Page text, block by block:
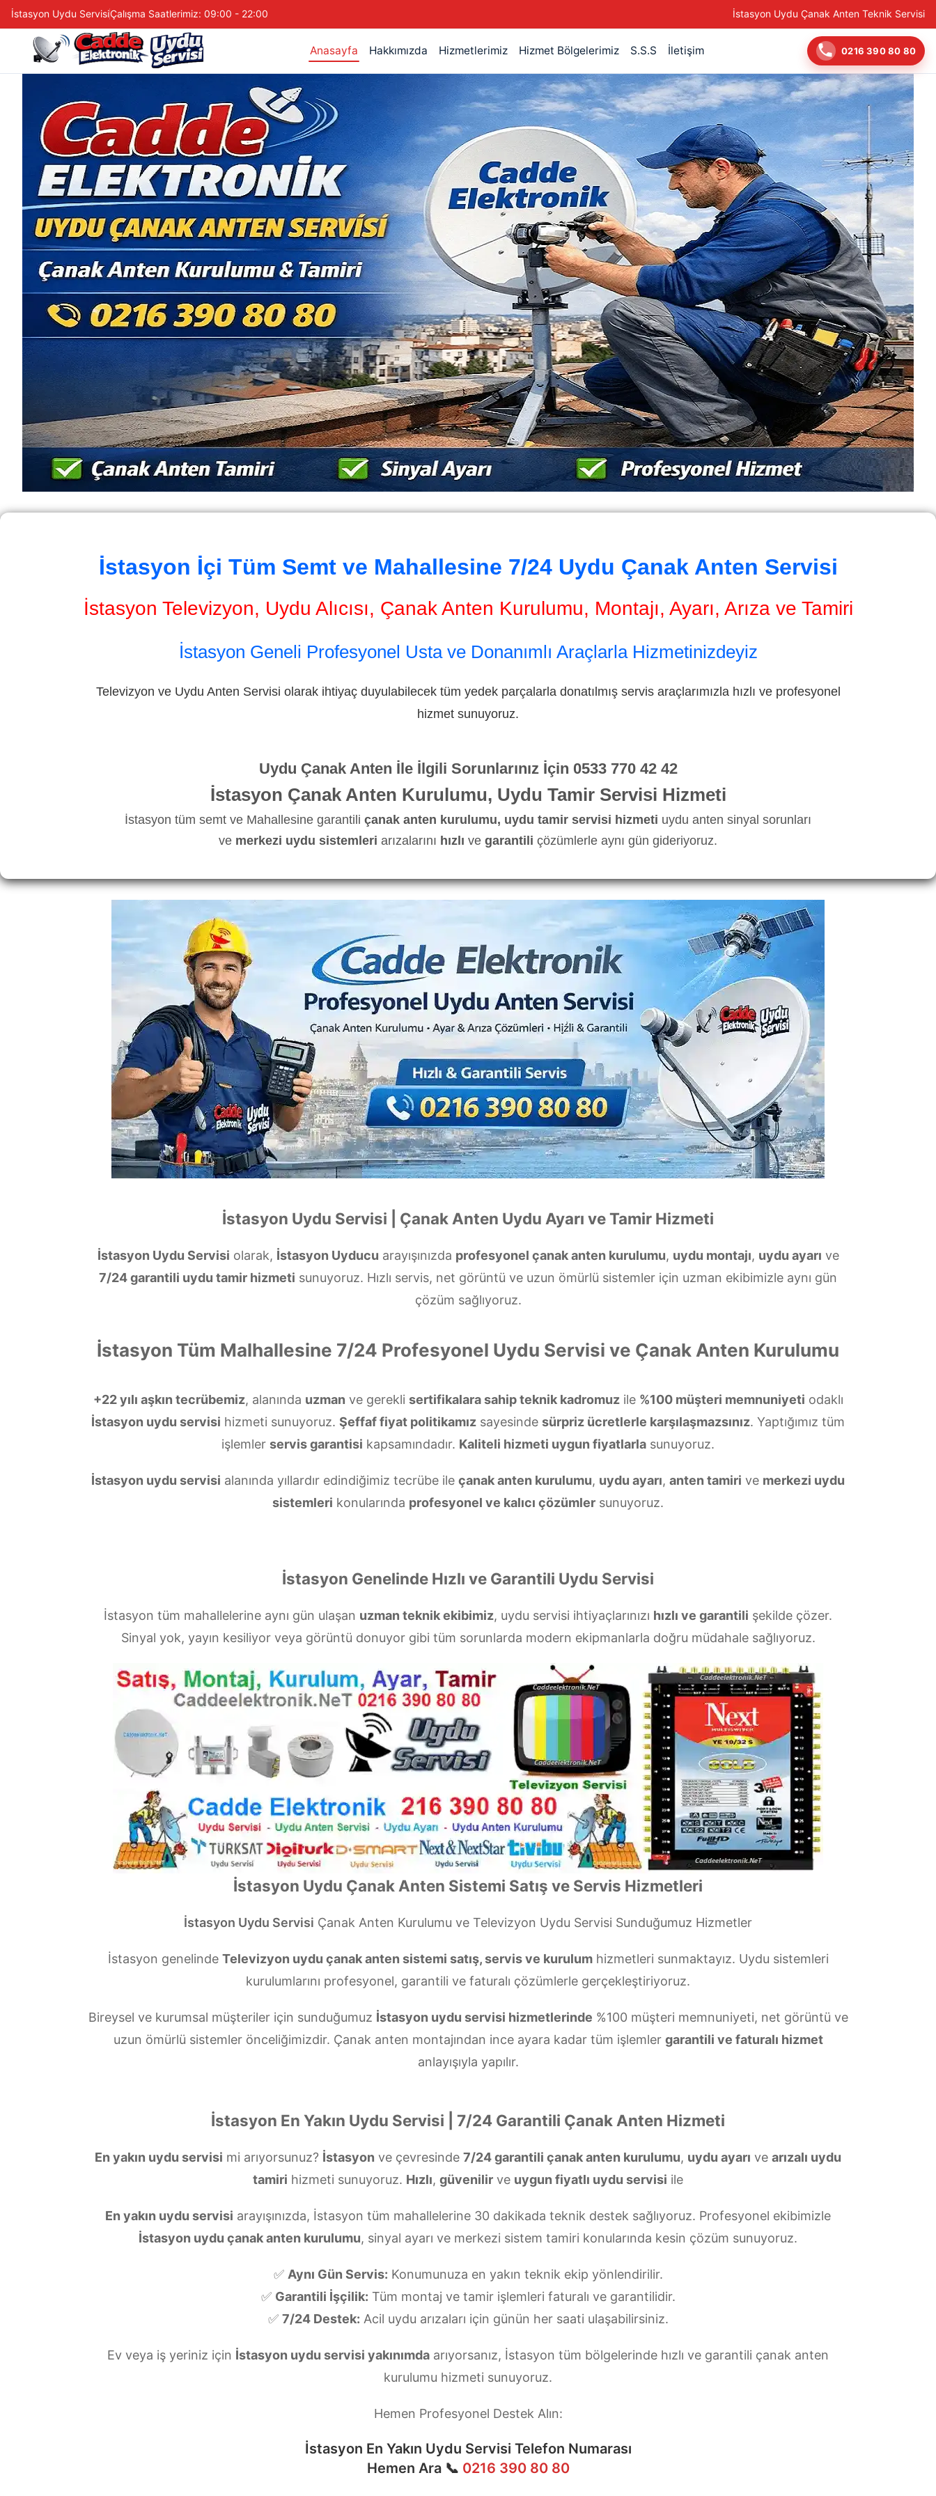
İstasyon Uydu ServisiÇalışma Saatlerimiz: 09:00 - 22:00 İstasyon Uydu Çanak Anten Teknik Servisi
Anasayfa Hakkımızda Hizmetlerimiz Hizmet Bölgelerimiz S.S.S İletişim 0216 390 80 80
İstasyon İçi Tüm Semt ve Mahallesine 7/24 Uydu Çanak Anten Servisi
İstasyon Televizyon, Uydu Alıcısı, Çanak Anten Kurulumu, Montajı, Ayarı, Arıza ve Tamiri
İstasyon Geneli Profesyonel Usta ve Donanımlı Araçlarla Hizmetinizdeyiz
Televizyon ve Uydu Anten Servisi olarak ihtiyaç duyulabilecek tüm yedek parçalarla donatılmış servis araçlarımızla hızlı ve profesyonel
hizmet sunuyoruz.
Uydu Çanak Anten İle İlgili Sorunlarınız İçin 0533 770 42 42
İstasyon Çanak Anten Kurulumu, Uydu Tamir Servisi Hizmeti
İstasyon tüm semt ve Mahallesine garantili çanak anten kurulumu, uydu tamir servisi hizmeti uydu anten sinyal sorunları
ve merkezi uydu sistemleri arızalarını hızlı ve garantili çözümlerle aynı gün gideriyoruz.
İstasyon Uydu Servisi | Çanak Anten Uydu Ayarı ve Tamir Hizmeti
İstasyon Uydu Servisi olarak, İstasyon Uyducu arayışınızda profesyonel çanak anten kurulumu, uydu montajı, uydu ayarı ve
7/24 garantili uydu tamir hizmeti sunuyoruz. Hızlı servis, net görüntü ve uzun ömürlü sistemler için uzman ekibimizle aynı gün
çözüm sağlıyoruz.
İstasyon Tüm Malhallesine 7/24 Profesyonel Uydu Servisi ve Çanak Anten Kurulumu
+22 yılı aşkın tecrübemiz, alanında uzman ve gerekli sertifikalara sahip teknik kadromuzile %100 müşteri memnuniyeti odaklı
İstasyon uydu servisi hizmeti sunuyoruz. Şeffaf fiyat politikamız sayesinde sürpriz ücretlerle karşılaşmazsınız. Yaptığımız tüm
işlemler servis garantisi kapsamındadır. Kaliteli hizmeti uygun fiyatlarla sunuyoruz.
İstasyon uydu servisi alanında yıllardır edindiğimiz tecrübe ile çanak anten kurulumu, uydu ayarı, anten tamiri ve merkezi uydu
sistemleri konularında profesyonel ve kalıcı çözümler sunuyoruz.
İstasyon Genelinde Hızlı ve Garantili Uydu Servisi
İstasyon tüm mahallelerine aynı gün ulaşan uzman teknik ekibimiz, uydu servisi ihtiyaçlarınızı hızlı ve garantili şekilde çözer.
Sinyal yok, yayın kesiliyor veya görüntü donuyor gibi tüm sorunlarda modern ekipmanlarla doğru müdahale sağlıyoruz.
İstasyon Uydu Çanak Anten Sistemi Satış ve Servis Hizmetleri
İstasyon Uydu Servisi Çanak Anten Kurulumu ve Televizyon Uydu Servisi Sunduğumuz Hizmetler
İstasyon genelinde Televizyon uydu çanak anten sistemi satış, servis ve kurulumhizmetleri sunmaktayız. Uydu sistemleri
kurulumlarını profesyonel, garantili ve faturalı çözümlerle gerçekleştiriyoruz.
Bireysel ve kurumsal müşteriler için sunduğumuz İstasyon uydu servisi hizmetlerinde %100 müşteri memnuniyeti, net görüntü ve
uzun ömürlü sistemler önceliğimizdir. Çanak anten montajından ince ayara kadar tüm işlemler garantili ve faturalı hizmet
anlayışıyla yapılır.
İstasyon En Yakın Uydu Servisi | 7/24 Garantili Çanak Anten Hizmeti
En yakın uydu servisi mi arıyorsunuz? İstasyon ve çevresinde 7/24 garantili çanak anten kurulumu, uydu ayarı ve arızalı uydu
tamiri hizmeti sunuyoruz. Hızlı, güvenilir ve uygun fiyatlı uydu servisi ile
En yakın uydu servisi arayışınızda, İstasyon tüm mahallelerine 30 dakikada teknik destek sağlıyoruz. Profesyonel ekibimizle
İstasyon uydu çanak anten kurulumu, sinyal ayarı ve merkezi sistem tamiri konularında kesin çözüm sunuyoruz.
✅ Aynı Gün Servis: Konumunuza en yakın teknik ekip yönlendirilir.
✅ Garantili İşçilik: Tüm montaj ve tamir işlemleri faturalı ve garantilidir.
✅ 7/24 Destek: Acil uydu arızaları için günün her saati ulaşabilirsiniz.
Ev veya iş yeriniz için İstasyon uydu servisi yakınımda arıyorsanız, İstasyon tüm bölgelerinde hızlı ve garantili çanak anten
kurulumu hizmeti sunuyoruz.
Hemen Profesyonel Destek Alın:
İstasyon En Yakın Uydu Servisi Telefon Numarası
Hemen Ara 📞 0216 390 80 80